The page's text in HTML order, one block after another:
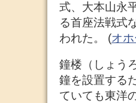
式、大本山永
る首座法戦式
われた。 (オ
鐘楼（しょう
鐘を設置する
ていても東洋